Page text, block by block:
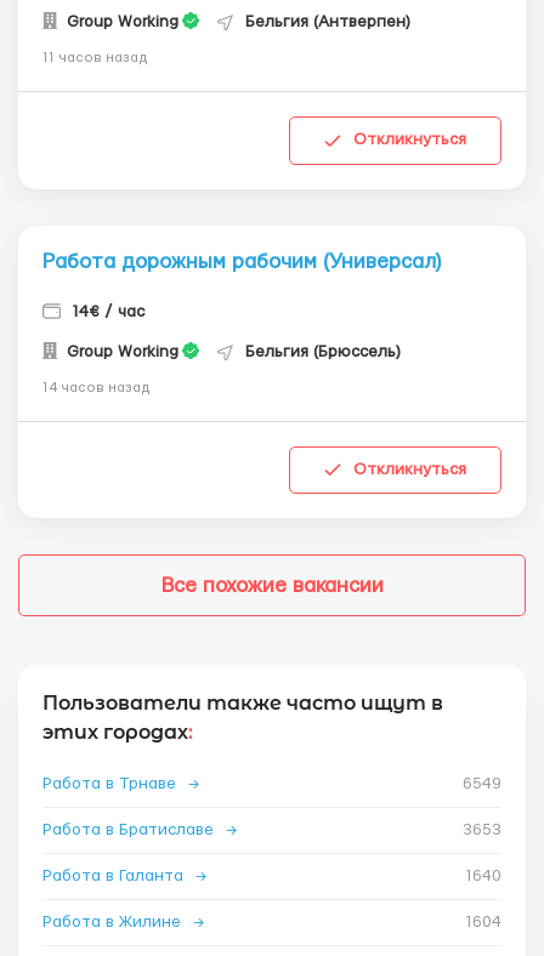
Group Working Бельгия (Антверпен)
11 часов назад
Откликнуться
Работа дорожным рабочим (Универсал)
14€ / час
Group Working Бельгия (Брюссель)
14 часов назад
Откликнуться
Все похожие вакансии
Пользователи также часто ищут в
этих городах:
Работа в Трнаве → 6549
Работа в Братиславе → 3653
Работа в Галанта → 1640
Работа в Жилине → 1604